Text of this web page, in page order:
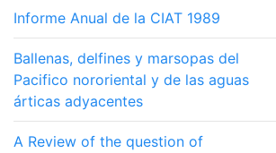
Informe Anual de la CIAT 1989
Ballenas, delfines y marsopas del
Pacifico nororiental y de las aguas
árticas adyacentes
A Review of the question of